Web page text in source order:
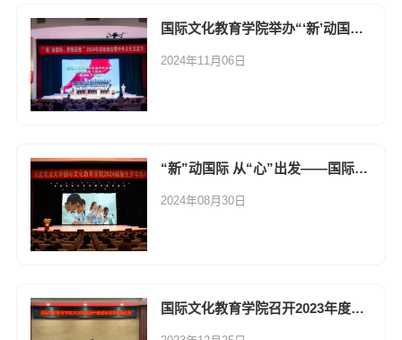
国际文化教育学院举办“‘新’动国际，梦想启程 ”2024级迎新晚会暨中外文化交流节
2024年11月06日
“新”动国际 从“心”出发——国际文化教育学院举行2024级新生开学典礼
2024年08月30日
国际文化教育学院召开2023年度团干部述职评议考核会议